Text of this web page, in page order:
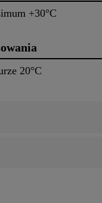
+30°C
20°C